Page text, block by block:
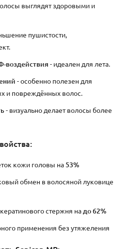
выглядят здоровыми и
пушистости,
воздействия - идеален для лета.
- особенно полезен для
и повреждённых волос.
- визуально делает волосы более
кожи головы на 53%
обмен в волосяной луковице
стержня надо 62%
применения без утяжеления